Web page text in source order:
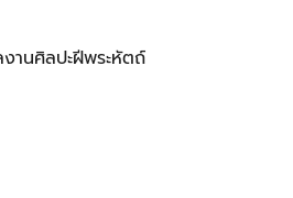
านศิลปะฝีพระหัตถ์